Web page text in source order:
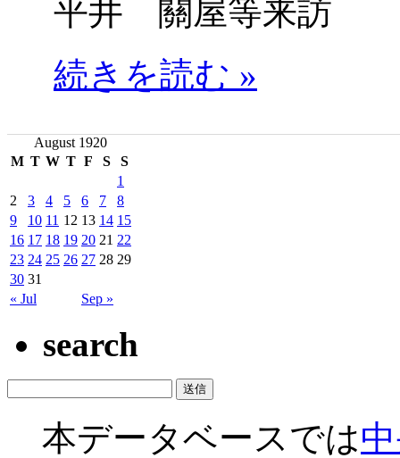
平井 關屋等来訪
続きを読む »
August 1920
M T W T F S S
« Jul Sep »
1
2
3 4 5 6 7
8
9
10 11 12 13 14 15
16 17 18 19 20 21 22
23 24 25 26 27 28 29
30 31
search
本データベースでは